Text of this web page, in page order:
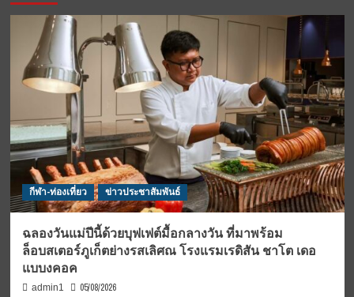
กีฬา-ท่องเที่ยว ข่าวประชาสัมพันธ์
ฉลองวันแม่ปีนี้ด้วยบุฟเฟต์มื้อกลางวัน ที่มาพร้อม
ล็อบสเตอร์ภูเก็ตย่างรสเลิศณ โรงแรมเรดิสัน ชาโต เดอ
แบบงคอค
admin1 05/08/2026